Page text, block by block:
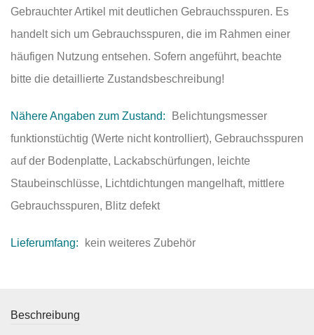
Gebrauchter Artikel mit deutlichen Gebrauchsspuren. Es
handelt sich um Gebrauchsspuren, die im Rahmen einer
häufigen Nutzung entsehen. Sofern angeführt, beachte
bitte die detaillierte Zustandsbeschreibung!
Nähere Angaben zum Zustand:
Belichtungsmesser
funktionstüchtig (Werte nicht kontrolliert), Gebrauchsspuren
auf der Bodenplatte, Lackabschürfungen, leichte
Staubeinschlüsse, Lichtdichtungen mangelhaft, mittlere
Gebrauchsspuren, Blitz defekt
Lieferumfang: kein weiteres Zubehör
Beschreibung